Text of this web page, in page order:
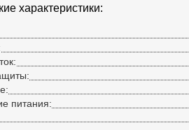
характеристики:
питания: